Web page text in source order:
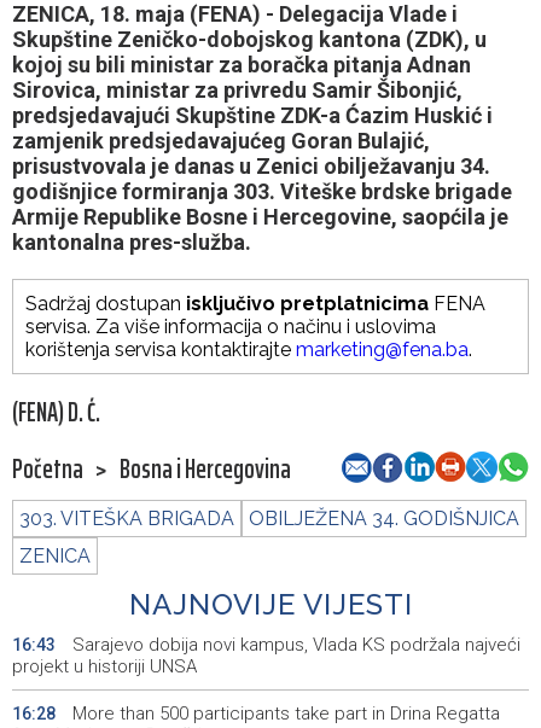
ZENICA, 18. maja (FENA) - Delegacija Vlade i
Skupštine Zeničko-dobojskog kantona (ZDK), u
kojoj su bili ministar za boračka pitanja Adnan
Sirovica, ministar za privredu Samir Šibonjić,
predsjedavajući Skupštine ZDK-a Ćazim Huskić i
zamjenik predsjedavajućeg Goran Bulajić,
prisustvovala je danas u Zenici obilježavanju 34.
godišnjice formiranja 303. Viteške brdske brigade
Armije Republike Bosne i Hercegovine, saopćila je
kantonalna pres-služba.
Sadržaj dostupan isključivo pretplatnicima FENA
servisa. Za više informacija o načinu i uslovima
korištenja servisa kontaktirajte marketing@fena.ba.
(FENA) D. Ć.
Početna > Bosna i Hercegovina
303. VITEŠKA BRIGADA
OBILJEŽENA 34. GODIŠNJICA
ZENICA
NAJNOVIJE VIJESTI
16:43
Sarajevo dobija novi kampus, Vlada KS podržala najveći
projekt u historiji UNSA
16:28
More than 500 participants take part in Drina Regatta